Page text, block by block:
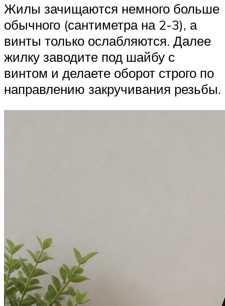
Жилы зачищаются немного больше
обычного (сантиметра на 2-3), а
винты только ослабляются. Далее
жилку заводите под шайбу с
винтом и делаете оборот строго по
направлению закручивания резьбы.